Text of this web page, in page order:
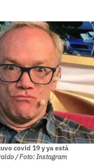
covid 19 y ya está
/ Foto: Instagram